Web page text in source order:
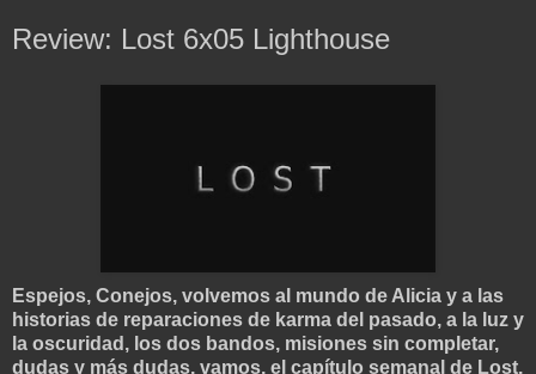
Review: Lost 6x05 Lighthouse
Espejos, Conejos, volvemos al mundo de Alicia y a las
historias de reparaciones de karma del pasado, a la luz y
la oscuridad, los dos bandos, misiones sin completar,
dudas y más dudas, vamos, el capítulo semanal de Lost.